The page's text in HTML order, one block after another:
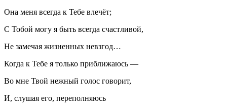
Она меня всегда к Тебе влечёт;
С Тобой могу я быть всегда счастливой,
Не замечая жизненных невзгод…
Когда к Тебе я только приближаюсь —
Во мне Твой нежный голос говорит,
И, слушая его, переполняюсь